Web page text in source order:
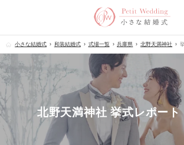
小さな結婚式 和装結婚式 式場一覧 兵庫県 北野天満神社
北野天満神社 挙式レポート